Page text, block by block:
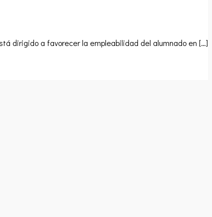
dirigido a favorecer la empleabilidad del alumnado en […]